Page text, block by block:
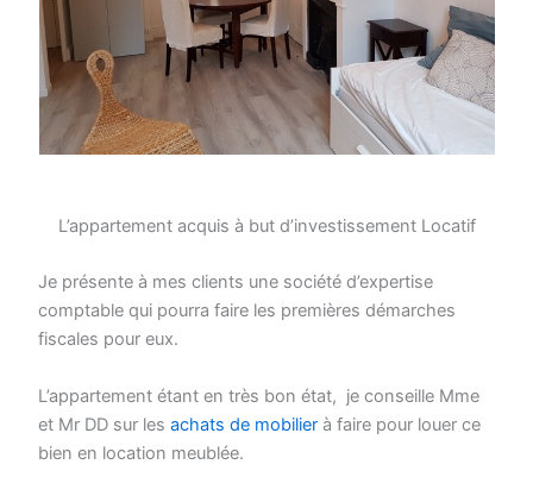
L’appartement acquis à but d’investissement Locatif
Je présente à mes clients une société d’expertise
comptable qui pourra faire les premières démarches
fiscales pour eux.
L’appartement étant en très bon état, je conseille Mme
et Mr DD sur lesachats de mobilier à faire pour louer ce
bien en location meublée.